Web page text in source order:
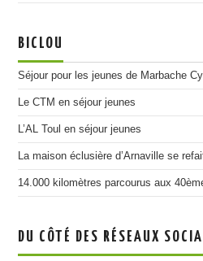
BICLOU
Séjour pour les jeunes de Marbache
Le CTM en séjour jeunes
L’AL Toul en séjour jeunes
La maison éclusière d’Arnaville se
14.000 kilomètres parcourus aux
DU CÔTÉ DES RÉSEAUX